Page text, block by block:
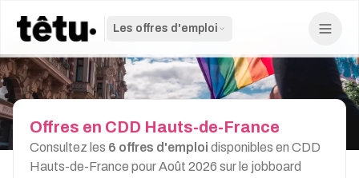
Les offres d'emploi
Offres en CDD Hauts-de-France
Consultez les 6 offres d'emploi disponibles en CDD
Hauts-de-France pour Août 2026 sur le jobboard